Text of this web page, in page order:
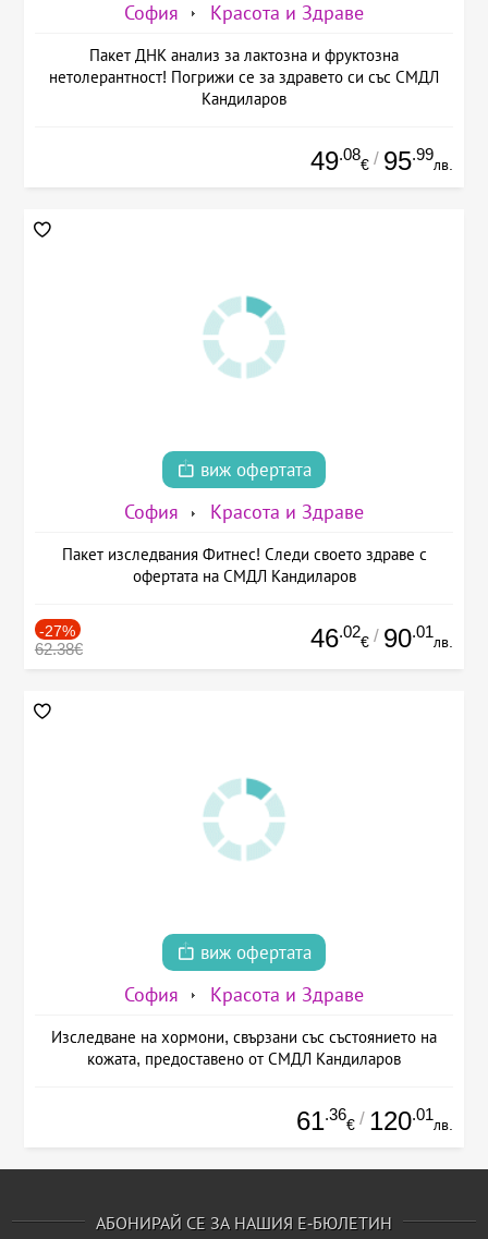
София Красота и Здраве
Пакет ДНК анализ за лактозна и фруктозна
нетолерантност! Погрижи се за здравето си със СМДЛ
Кандиларов
49.08
€ / 95.99
лв.
виж офертата
София Красота и Здраве
Пакет изследвания Фитнес! Следи своето здраве с
офертата на СМДЛ Кандиларов
-27%
62.38€ 46.02
€ / 90.01
лв.
виж офертата
София Красота и Здраве
Изследване на хормони, свързани със състоянието на
кожата, предоставено от СМДЛ Кандиларов
61.36
€ / 120.01
лв.
АБОНИРАЙ СЕ ЗА НАШИЯ Е-БЮЛЕТИН